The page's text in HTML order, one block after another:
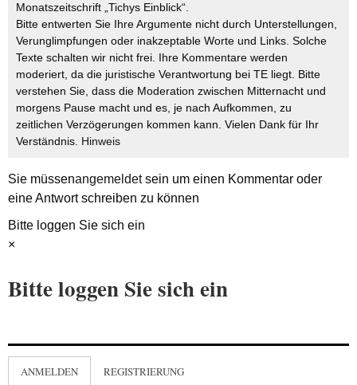
Monatszeitschrift „Tichys Einblick“.
Bitte entwerten Sie Ihre Argumente nicht durch Unterstellungen,
Verunglimpfungen oder inakzeptable Worte und Links. Solche
Texte schalten wir nicht frei. Ihre Kommentare werden
moderiert, da die juristische Verantwortung bei TE liegt. Bitte
verstehen Sie, dass die Moderation zwischen Mitternacht und
morgens Pause macht und es, je nach Aufkommen, zu
zeitlichen Verzögerungen kommen kann. Vielen Dank für Ihr
Verständnis. Hinweis
Sie müssenangemeldetsein um einen Kommentar oder
eine Antwort schreiben zu können
Bitte loggen Sie sich ein
×
Bitte loggen Sie sich ein
ANMELDEN REGISTRIERUNG